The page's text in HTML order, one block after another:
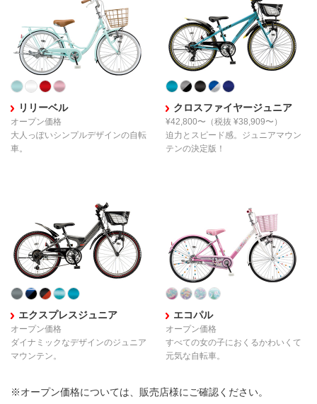
リリーベル
オープン価格
大人っぽいシンプルデザインの自転
車。
クロスファイヤージュニア
¥42,800〜 （税抜 ¥38,909〜）
迫力とスピード感。 ジュニアマウン
テンの決定版！
エクスプレスジュニア
オープン価格
ダイナミックなデザインのジュニア
マウンテン。
エコパル
オープン価格
すべての女の子におくるかわいくて
元気な自転車。
※オープン価格については、販売店様にご確認ください。